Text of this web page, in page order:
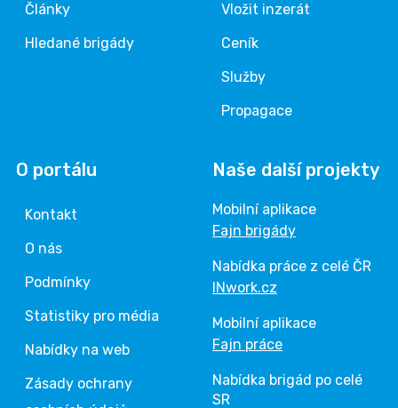
Články
Hledané brigády
Vložit inzerát
Ceník
Služby
Propagace
O portálu
Kontakt
O nás
Podmínky
Statistiky pro média
Nabídky na web
Zásady ochrany
Naše další projekty
Mobilní aplikace
Fajn brigády
Nabídka práce z celé ČR
INwork.cz
Mobilní aplikace
Fajn práce
Nabídka brigád po celé
SR